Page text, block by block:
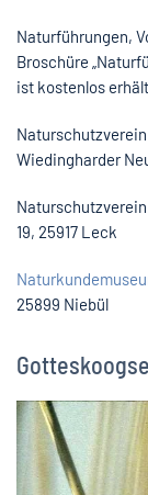
Naturführungen,
Broschüre
ist kostenlos
Wiedingharder
19, 25917 Leck
25899 Niebül